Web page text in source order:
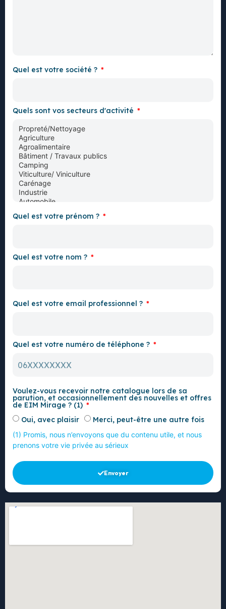
Quel est votre société ?
Quels sont vos secteurs d'activité
Quel est votre prénom ?
Quel est votre nom ?
Quel est votre email professionnel ?
Quel est votre numéro de téléphone ?
Voulez-vous recevoir notre catalogue lors de sa
parution, et occasionnellement des nouvelles et offres
de EIM Mirage ? (1)
Oui, avec plaisir
Merci, peut-être une autre fois
(1) Promis, nous n’envoyons que du contenu utile, et nous
prenons votre vie privée au sérieux
Envoyer